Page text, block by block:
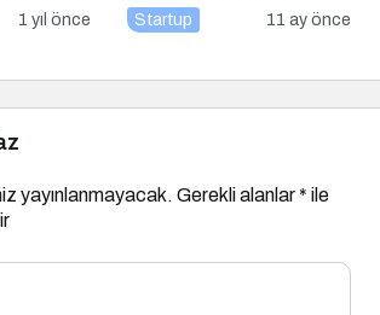
1 yıl önce
Kurumsal İletişim Nasıl
Startup 11 ay önce
yayınlanmayacak. Gerekli alanlar* ile